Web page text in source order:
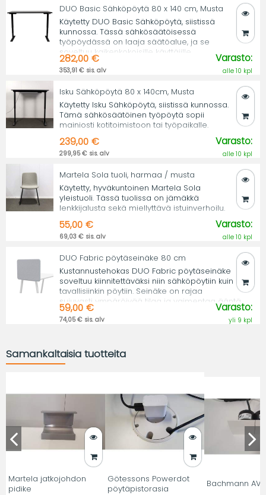
DUO Basic Sähköpöytä 80 x 140 cm, Musta
Käytetty DUO Basic Sähköpöytä, siistissä
kunnossa. Tässä sähkösäätöisessä
työpöydässä on laaja säätöalue, ja se
soveltuu kaikenkokoisille käyttäjille.
282,00 €
353,91 € sis. alv
Varasto:
alle 10 kpl
Isku Sähköpöytä 80 x 140cm, Musta
Käytetty Isku Sähköpöytä, siistissä kunnossa.
Tämä sähkösäätöinen työpöytä sopii
mainiosti kotitoimistoon tai työpaikalle.
239,00 €
299,95 € sis. alv
Varasto:
alle 10 kpl
Martela Sola tuoli, harmaa / musta
Käytetty, hyväkuntoinen Martela Sola
yleistuoli. Tässä tuolissa on jämäkkä
lenkkijalusta sekä miellyttävä istuinverhoilu.
55,00 €
69,03 € sis. alv
Varasto:
alle 10 kpl
DUO Fabric pöytäseinäke 80 cm
Kustannustehokas DUO Fabric pöytäseinäke
soveltuu kiinnitettäväksi niin sähköpöytiin kuin
tavallisiinkin pöytiin. Seinäke on rajaa
sujuvasti ympäröivää tilaa ja vaimentaa ääntä.
59,00 €
74,05 € sis. alv
Varasto:
yli 9 kpl
Samankaltaisia tuotteita
Martela jatkojohdon
pidike
Götessons Powerdot
pöytäpistorasia
Bachmann AV